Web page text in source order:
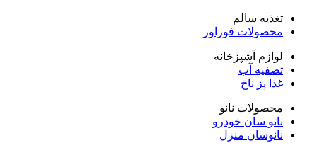
تغذیه سالم
محصولات فوراور
لوازم آشپزخانه
تصفیه آب
غذا پز ناخ
محصولات نانو
نانو سان خودرو
نانوسان منزل